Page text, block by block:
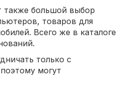
также большой выбор
товаров для
Всего же в каталоге
только с
могут